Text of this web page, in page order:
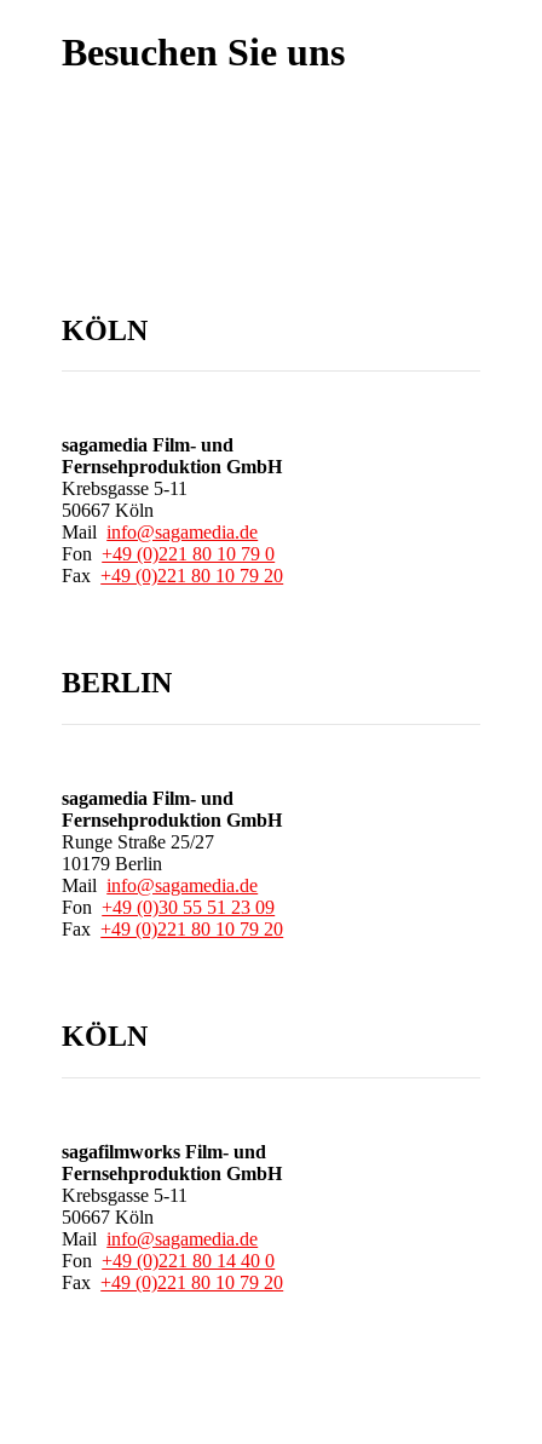
Besuchen Sie uns
KÖLN
sagamedia Film- und
Fernsehproduktion GmbH
Krebsgasse 5-11
50667 Köln
Mailinfo@sagamedia.de
Fon+49 (0)221 80 10 79 0
Fax+49 (0)221 80 10 79 20
BERLIN
sagamedia Film- und
Fernsehproduktion GmbH
Runge Straße 25/27
10179 Berlin
Mailinfo@sagamedia.de
Fon+49 (0)30 55 51 23 09
Fax+49 (0)221 80 10 79 20
KÖLN
sagafilmworks Film- und
Fernsehproduktion GmbH
Krebsgasse 5-11
50667 Köln
Mailinfo@sagamedia.de
Fon+49 (0)221 80 14 40 0
Fax+49 (0)221 80 10 79 20